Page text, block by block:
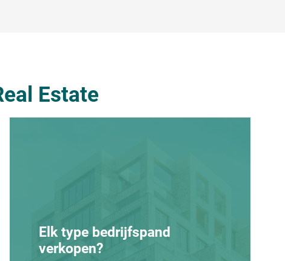
Estate
Elk type bedrijfspand
verkopen?